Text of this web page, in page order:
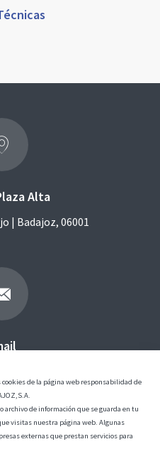
de la página web responsabilidad de
archivo de información que se guarda en tu
visitas nuestra página web. Algunas
externas que prestan servicios para
Alta
| Badajoz, 06001